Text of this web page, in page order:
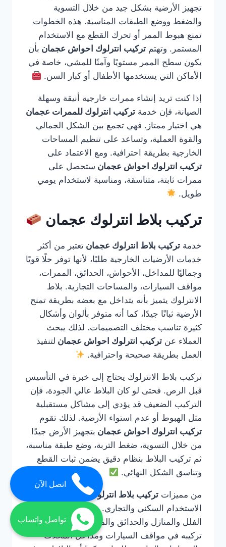
تجهيز الأرضية بشكل جيد من خلال التسوية
والضغط ووضع الطبقات المناسبة. هذه الخطوات
تمنع هبوط الممر أو تحرك القطع مع الاستخدام
المستمر. وتهتم تركيب انترلوك احواش عجمان بأن
يكون سطح الممر مستويًا وآمنًا للمشي، خاصة في
الأماكن التي يستخدمها الأطفال أو كبار السن.
إذا كنت تريد إنشاء ممرات خارجية أنيقة وسهلة
الصيانة، فإن خدمة تركيب انترلوك للممرات عجمان
هي اختيار ممتاز. فهي تجمع بين الشكل الجمالي
والقوة العملية، وتساعد على تنظيم المساحات
الخارجية بطريقة احترافية. ومع الاعتماد على
تركيب انترلوك احواش عجمان ستحصل على
ممرات ثابتة، متناسقة، ومناسبة لاستخدام يومي
طويل.
تركيب بلاط انترلوك عجمان
خدمة تركيب بلاط انترلوك عجمان تعتبر من أكثر
خدمات الأرضيات الخارجية طلبًا، لأنها توفر حلًا قويًا
وجماليًا للمداخل، الأحواش، الحدائق، الممرات،
مواقف السيارات، والمساحات التجارية. بلاط
الانترلوك يتميز بأنه يتداخل مع بعضه بطريقة تمنح
الأرضية ثباتًا جيدًا، كما أنه متوفر بألوان وأشكال
كثيرة تناسب مختلف التصميمات. لذلك يبحث
العملاء عن تركيب انترلوك احواش عجمان لتنفيذ
العمل بطريقة صحيحة واحترافية.
تركيب بلاط الانترلوك يحتاج إلى خبرة في التأسيس
قبل الرص. فحتى لو كان البلاط عالي الجودة، فإن
التركيب الضعيف قد يؤدي إلى مشاكل مستقبلية
مثل الهبوط أو عدم استواء الأرضية. لذلك تقوم
تركيب انترلوك احواش عجمان بتجهيز الأرض جيدًا
من خلال التسوية، ضغط التربة، وضع طبقة مناسبة،
ثم تركيب البلاط بنظام دقيق يضمن ثبات القطع
وتناسق الشكل النهائي.
من مميزات تركيب بلاط انترلوك عجمان
الاستخدام السكني والتجاري. يمكن استخدامه في
الفلل والمنازل والحدائق والممرات، كما يمكن
تركيبه في مواقف السيارات ومداخل المحلات
اتصل الآن
تواصل واتساب